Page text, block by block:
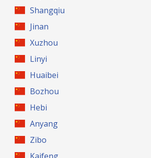
Shangqiu
Jinan
Xuzhou
Linyi
Huaibei
Bozhou
Hebi
Anyang
Zibo